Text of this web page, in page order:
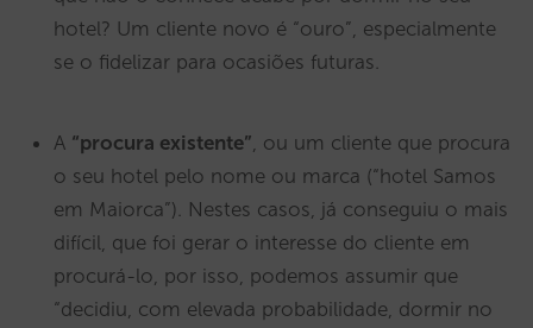
hotel? Um cliente novo é “ouro”, especialmente
se o fidelizar para ocasiões futuras.
A “procura existente” , ou um cliente que procura
o seu hotel pelo nome ou marca (“hotel Samos
em Maiorca”). Nestes casos, já conseguiu o mais
difícil, que foi gerar o interesse do cliente em
procurá-lo, por isso, podemos assumir que
“decidiu, com elevada probabilidade, dormir no